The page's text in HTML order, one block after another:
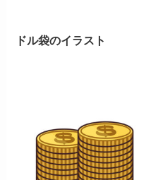
ドル袋のイラスト